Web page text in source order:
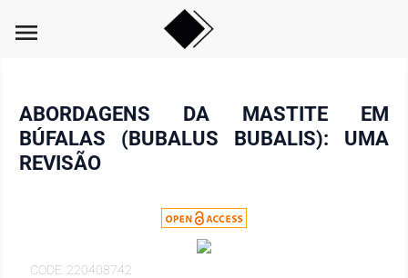
menu
ABORDAGENS DA MASTITE EM
BÚFALAS (BUBALUS BUBALIS): UMA
REVISÃO
CODE: 220408742